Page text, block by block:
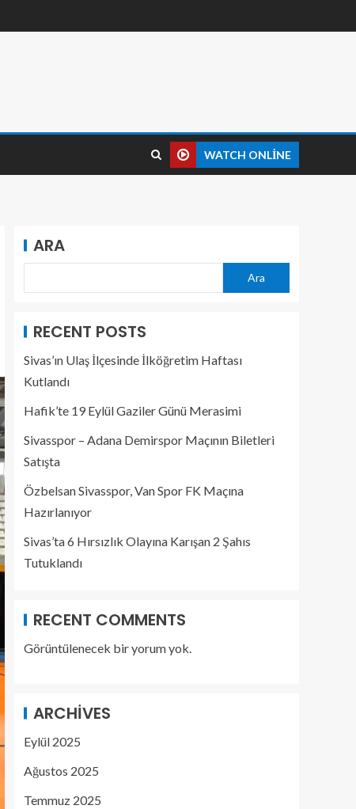
WATCH ONLINE
ARA
Ara
RECENT POSTS
Sivas’ın Ulaş İlçesinde İlköğretim Haftası
Kutlandı
Hafik’te 19 Eylül Gaziler Günü Merasimi
Sivasspor – Adana Demirspor Maçının Biletleri
Satışta
Özbelsan Sivasspor, Van Spor FK Maçına
Hazırlanıyor
Sivas’ta 6 Hırsızlık Olayına Karışan 2 Şahıs
Tutuklandı
RECENT COMMENTS
Görüntülenecek bir yorum yok.
ARCHIVES
Eylül 2025
Ağustos 2025
Temmuz 2025